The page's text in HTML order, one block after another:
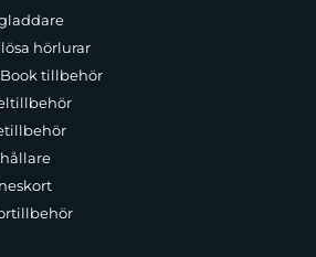
hörlurar
tillbehör